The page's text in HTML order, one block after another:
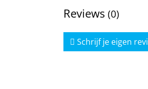
Reviews (0)
Schrijf je eigen